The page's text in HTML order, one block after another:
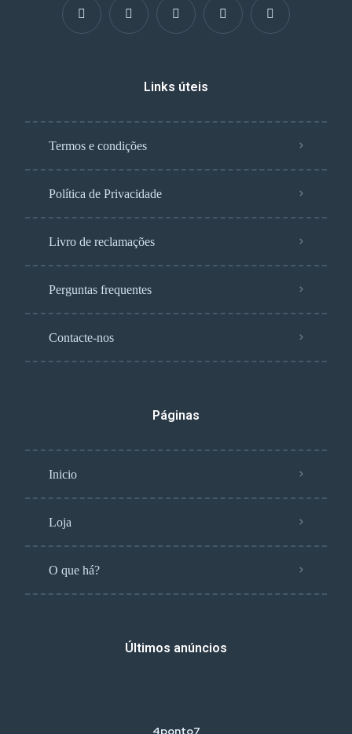
Links úteis
Termos e condições
Política de Privacidade
Livro de reclamações
Perguntas frequentes
Contacte-nos
Páginas
Inicio
Loja
O que há?
Últimos anúncios
4ponto7